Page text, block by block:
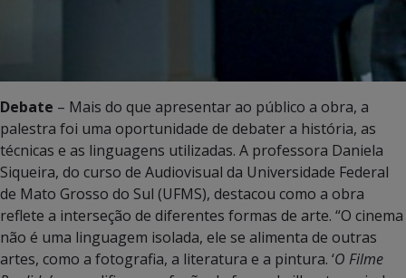
Debate – Mais do que apresentar ao público a obra, a
palestra foi uma oportunidade de debater a história, as
técnicas e as linguagens utilizadas. A professora Daniela
Siqueira, do curso de Audiovisual da Universidade Federal
de Mato Grosso do Sul (UFMS), destacou como a obra
reflete a interseção de diferentes formas de arte. “O cinema
não é uma linguagem isolada, ele se alimenta de outras
artes, como a fotografia, a literatura e a pintura. ‘O Filme